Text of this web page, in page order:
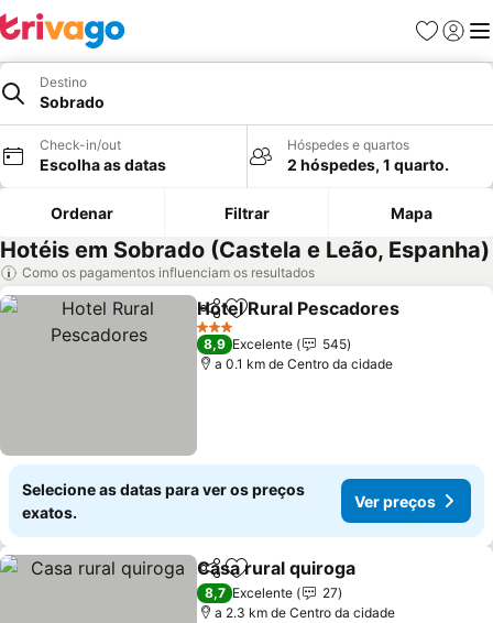
Favoritos
Iniciar
Destino
Sobrado
Check-in/out
Escolha as datas
Hóspedes e quartos
2 hóspedes, 1 quarto.
Ordenar Filtrar Mapa
Hotéis em Sobrado (Castela e Leão, Espanha)
Como os pagamentos influenciam os resultados
PartilharAdicionar aos favoritos
Hotel Rural Pescadores
3 Estrelas
8,9 Excelente
545
a 0.1 km de Centro da cidade
Selecione as datas para ver os preços
exatos.
Ver preços
PartilharAdicionar aos favoritos
Casa rural quiroga
8,7 Excelente
27
a 2.3 km de Centro da cidade